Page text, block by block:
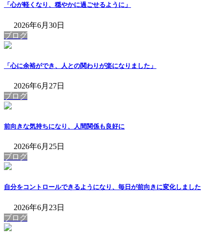
「心が軽くなり、穏やかに過ごせるように」
2026年6月30日
ブログ
「心に余裕ができ、人との関わりが楽になりました」
2026年6月27日
ブログ
前向きな気持ちになり、人間関係も良好に
2026年6月25日
ブログ
自分をコントロールできるようになり、毎日が前向きに変化しました
2026年6月23日
ブログ